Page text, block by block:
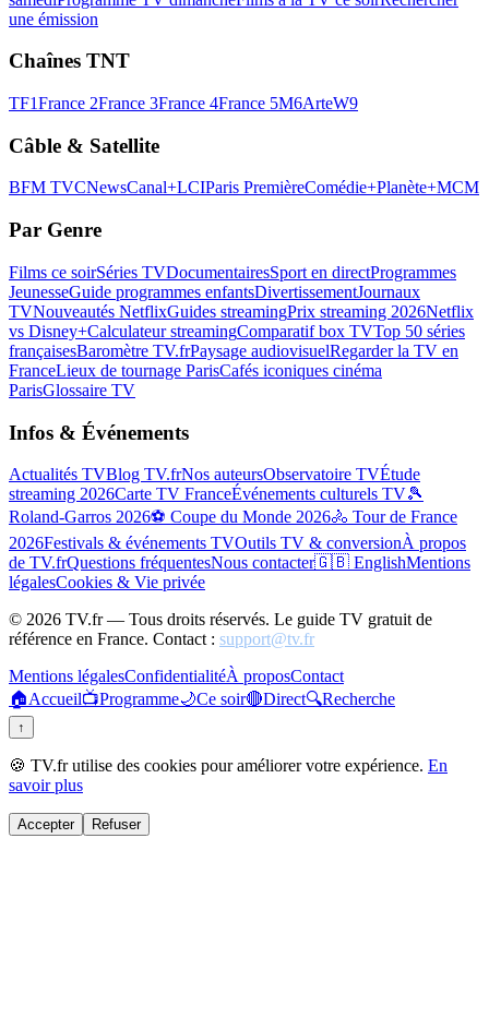
une émission
Chaînes TNT
TF1France 2France 3France 4France 5M6ArteW9
Câble & Satellite
BFM TVCNewsCanal+LCIParis PremièreComédie+Planète+MCM
Par Genre
Films ce soirSéries TVDocumentairesSport en directProgrammes
JeunesseGuide programmes enfantsDivertissementJournaux
TVNouveautés NetflixGuides streamingPrix streaming 2026Netflix
vs Disney+Calculateur streamingComparatif box TVTop 50 séries
françaisesBaromètre TV.frPaysage audiovisuelRegarder la TV en
FranceLieux de tournage ParisCafés iconiques cinéma
ParisGlossaire TV
Infos & Événements
Actualités TVBlog TV.frNos auteursObservatoire TVÉtude
streaming 2026Carte TV FranceÉvénements culturels TV🎾
Roland-Garros 2026⚽ Coupe du Monde 2026🚴 Tour de France
2026Festivals & événements TVOutils TV & conversionÀ propos
de TV.frQuestions fréquentesNous contacter🇬🇧 EnglishMentions
légalesCookies & Vie privée
© 2026 TV.fr — Tous droits réservés. Le guide TV gratuit de
référence en France. Contact : support@tv.fr
Mentions légalesConfidentialitéÀ proposContact
🏠Accueil📺Programme🌙Ce soir🔴Direct🔍Recherche
↑
🍪 TV.fr utilise des cookies pour améliorer votre expérience. En
savoir plus
Accepter Refuser